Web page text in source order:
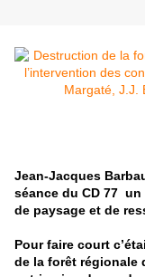
Jean-Jacques
séance du CD 77
de paysage et de
Pour faire court
de la forêt régionale